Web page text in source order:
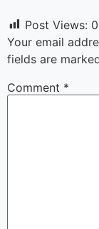
Post Views: 0
Your email
fields are
Comment *